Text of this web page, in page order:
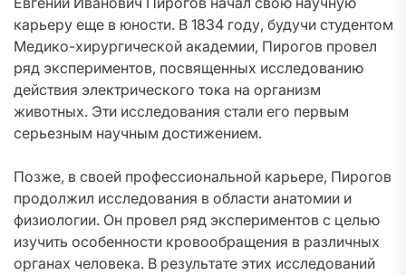
карьеру еще в юности. В 1834 году, будучи студентом
Медико-хирургической академии, Пирогов провел
ряд экспериментов, посвященных исследованию
действия электрического тока на организм
животных. Эти исследования стали его первым
серьезным научным достижением.
Позже, в своей профессиональной карьере, Пирогов
продолжил исследования в области анатомии и
физиологии. Он провел ряд экспериментов с целью
изучить особенности кровообращения в различных
органах человека. В результате этих исследований